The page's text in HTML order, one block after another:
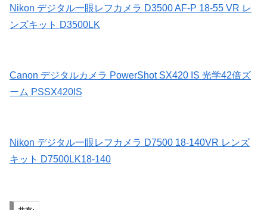
Nikon デジタル一眼レフカメラ D3500 AF-P 18-55 VR レ
ンズキット D3500LK
Canon デジタルカメラ PowerShot SX420 IS 光学42倍ズ
ーム PSSX420IS
Nikon デジタル一眼レフカメラ D7500 18-140VR レンズ
キット D7500LK18-140